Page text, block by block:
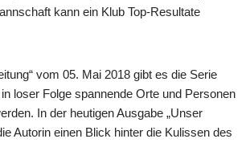
kann ein Klub Top-Resultate
vom 05. Mai 2018 gibt es die Serie
loser Folge spannende Orte und Personen
In der heutigen Ausgabe „Unser
Autorin einen Blick hinter die Kulissen des